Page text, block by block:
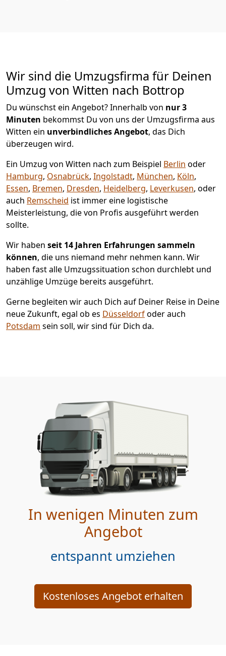
Wir sind die Umzugsfirma für Deinen
Umzug von Witten nach Bottrop
Du wünschst ein Angebot? Innerhalb von nur 3
Minuten bekommst Du von uns der Umzugsfirma aus
Witten ein unverbindliches Angebot, das Dich
überzeugen wird.
Ein Umzug von Witten nach zum Beispiel Berlin oder
Hamburg, Osnabrück, Ingolstadt, München, Köln,
Essen, Bremen, Dresden, Heidelberg, Leverkusen, oder
auch Remscheid ist immer eine logistische
Meisterleistung, die von Profis ausgeführt werden
sollte.
Wir haben seit 14 Jahren Erfahrungen sammeln
können, die uns niemand mehr nehmen kann. Wir
haben fast alle Umzugssituation schon durchlebt und
unzählige Umzüge bereits ausgeführt.
Gerne begleiten wir auch Dich auf Deiner Reise in Deine
neue Zukunft, egal ob es Düsseldorfoder auch
Potsdam sein soll, wir sind für Dich da.
In wenigen Minuten zum
Angebot
entspannt umziehen
Kostenloses Angebot erhalten